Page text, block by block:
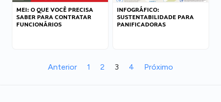
MEI: O QUE VOCÊ PRECISA
SABER PARA CONTRATAR
FUNCIONÁRIOS
INFOGRÁFICO:
SUSTENTABILIDADE PARA
PANIFICADORAS
Anterior 1 2 3 4 Próximo